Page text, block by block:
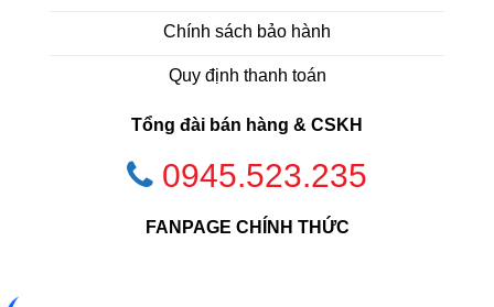
Chính sách bảo hành
Quy định thanh toán
Tổng đài bán hàng & CSKH
0945.523.235
FANPAGE CHÍNH THỨC